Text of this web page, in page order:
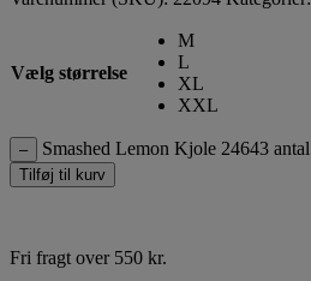
Vælg størrelse
M
L
XL
XXL
– Smashed Lemon Kjole 24643 antal
Tilføj til kurv
Fri fragt over 550 kr.